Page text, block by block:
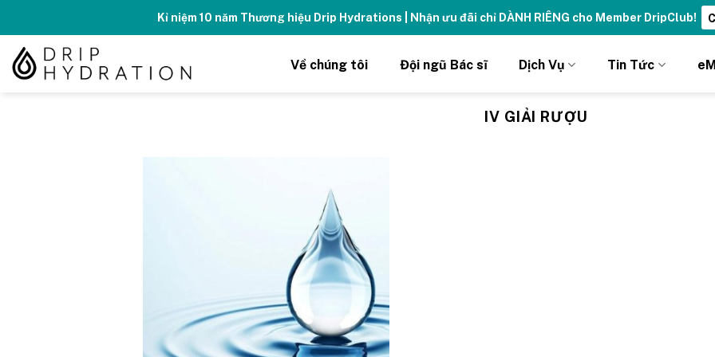
content
Kỉ niệm 10 năm Thương hiệu Drip Hydrations | Nhận ưu đãi chỉ DÀNH RIÊNG cho Member DripClub!
Về chúng tôi Đội ngũ Bác sĩ Dịch Vụ Tin Tức
IV GIẢI RƯỢU